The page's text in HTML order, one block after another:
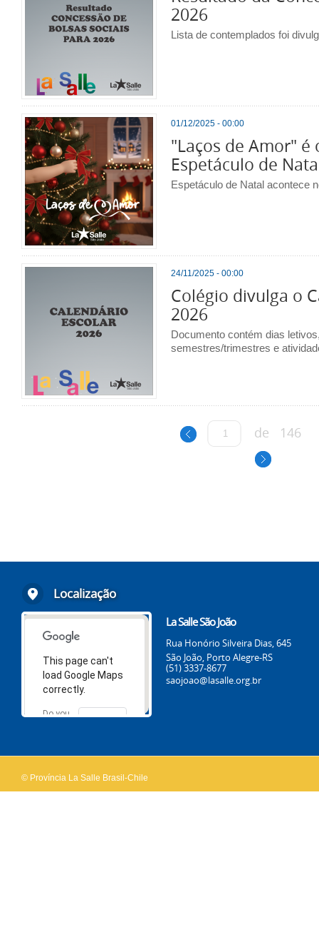
2026
Lista de contemplados foi
01/12/2025 - 00:00
"Laços de Amor" é
Espetáculo de
Espetáculo de Natal acontece
24/11/2025 - 00:00
Colégio divulga o
2026
Documento contém dias
semestres/trimestres e
de 146
Localização
This page can't
load Google Maps
correctly.
Do you
OK
La Salle São João
Rua Honório Silveira Dias, 645
São João, Porto Alegre-RS
(51) 3337-8677
saojoao@lasalle.org.br
© Província La Salle Brasil-Chile